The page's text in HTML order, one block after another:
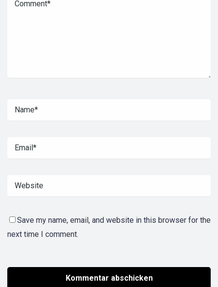
Save my name, email, and website in this browser for the
next time I comment.